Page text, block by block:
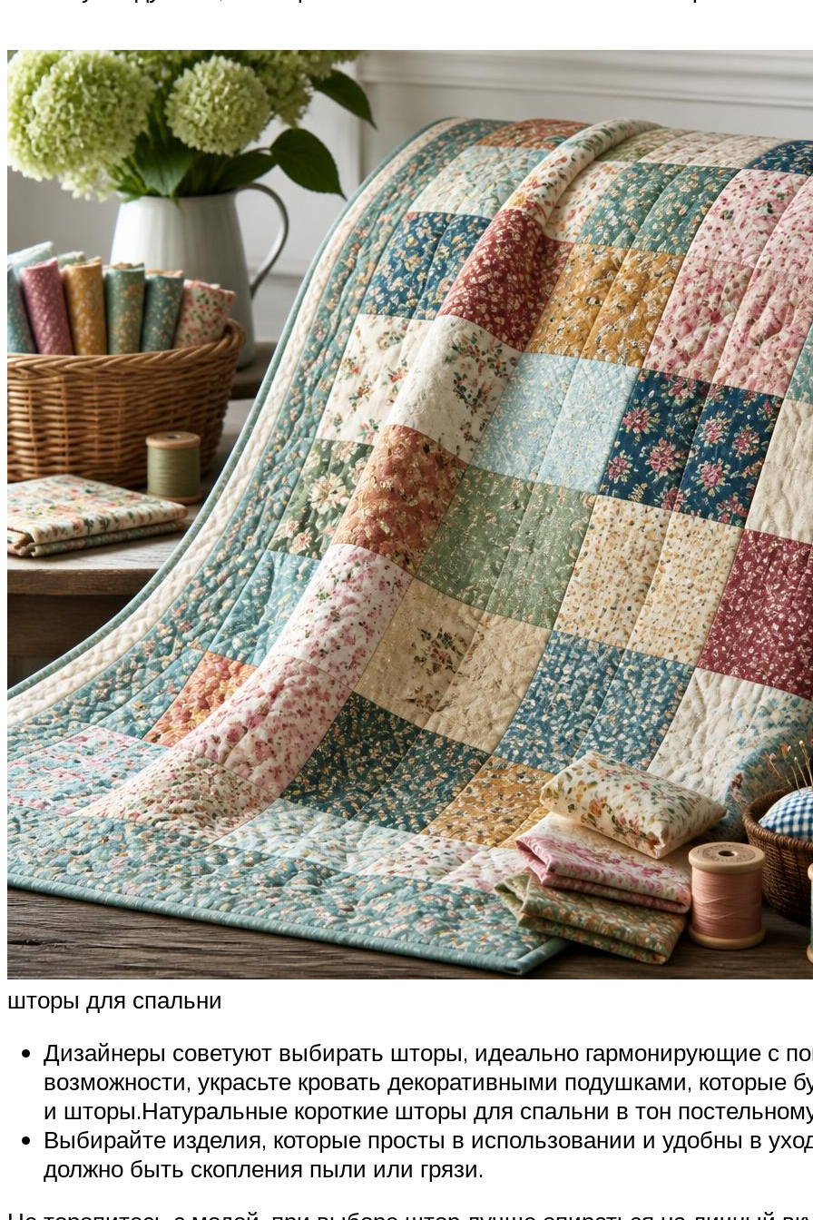
шторы для спальни
Дизайнеры советуют выбирать шторы, идеально гармонирующие с
возможности, украсьте кровать декоративными подушками, которые
и шторы.Натуральные короткие шторы для спальни в тон
Выбирайте изделия, которые просты в использовании и удобны в
должно быть скопления пыли или грязи.